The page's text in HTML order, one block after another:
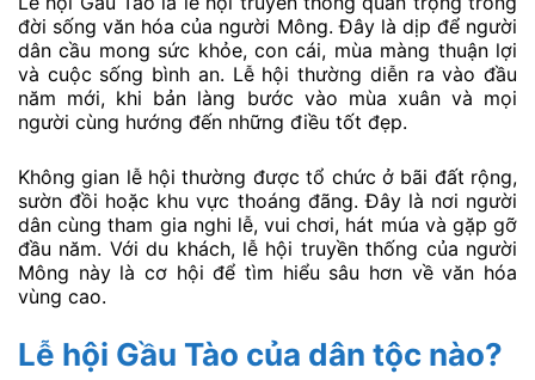
đời sống văn hóa của người Mông. Đây là dịp để người
dân cầu mong sức khỏe, con cái, mùa màng thuận lợi
và cuộc sống bình an. Lễ hội thường diễn ra vào đầu
năm mới, khi bản làng bước vào mùa xuân và mọi
người cùng hướng đến những điều tốt đẹp.
Không gian lễ hội thường được tổ chức ở bãi đất rộng,
sườn đồi hoặc khu vực thoáng đãng. Đây là nơi người
dân cùng tham gia nghi lễ, vui chơi, hát múa và gặp gỡ
đầu năm. Với du khách, lễ hội truyền thống của người
Mông này là cơ hội để tìm hiểu sâu hơn về văn hóa
vùng cao.
Lễ hội Gầu Tào của dân tộc nào?